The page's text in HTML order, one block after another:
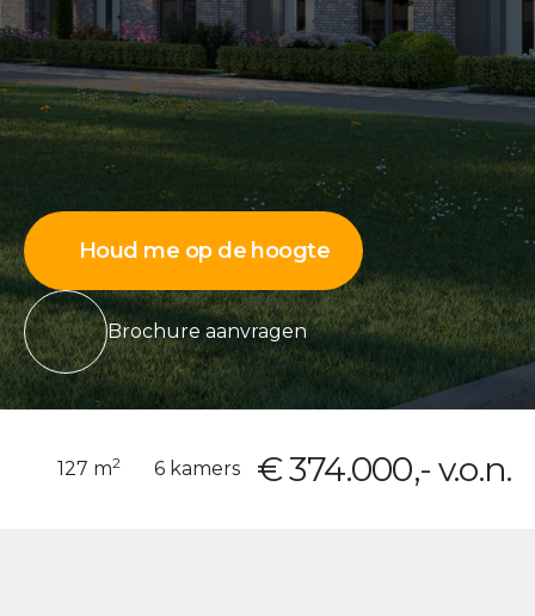
Houd me op de hoogte
Brochure aanvragen
127 m2 6 kamers € 374.000,- v.o.n.